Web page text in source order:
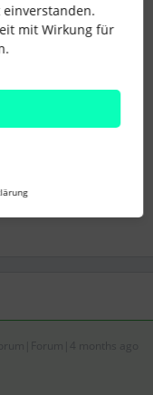
für
mit Wirkung für